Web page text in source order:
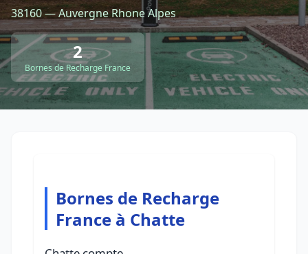
CGU-Confidentialité- Service proposé parViteUnDevis.com-Vous
38160 — Auvergne Rhone Alpes
2
Bornes de Recharge France
Bornes de Recharge
France à Chatte